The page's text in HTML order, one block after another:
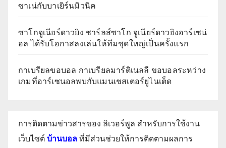
ซาเน่กับบาเยิร์นมิวนิค
ซาโกจูเนียร์ดาวยิง ชาร์ลส์ซาโก จูเนียร์ดาวยิงอาร์เซน่
อล ได้รับโอกาสลงเล่นให้ทีมชุดใหญ่เป็นครั้งแรก
กาเบรียลขอบอล กาเบรียลมาร์ติเนลลี ขอบอลระหว่าง
เกมที่อาร์เซนอลพบกับแมนเชสเตอร์ยูไนเต็ด
การติดตามข่าวสารของ ลิเวอร์พูล สำหรับการใช้งาน
เว็บไซต์ บ้านบอล ที่มีส่วนช่วยให้การติดตามผลการ